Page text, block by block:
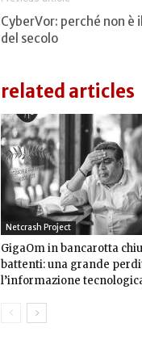
CyberVor: perché non è
del secolo
related articles
Netcrash Project
GigaOm in bancarotta
battenti: una grande
l’informazione